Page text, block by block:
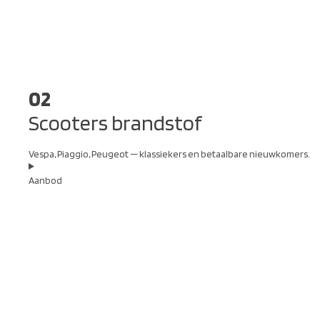
02
Scooters brandstof
Vespa, Piaggio, Peugeot — klassiekers en betaalbare nieuwkomers.
Aanbod